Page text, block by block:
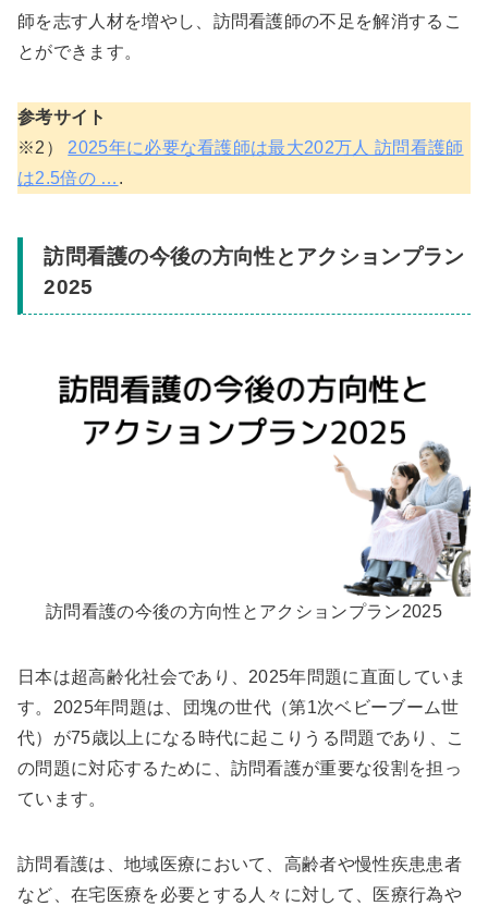
師を志す人材を増やし、訪問看護師の不足を解消するこ
とができます。
参考サイト
※2） 2025年に必要な看護師は最大202万人 訪問看護師
は2.5倍の … .
訪問看護の今後の方向性とアクションプラン
2025
訪問看護の今後の方向性とアクションプラン2025
日本は超高齢化社会であり、2025年問題に直面していま
す。2025年問題は、団塊の世代（第1次ベビーブーム世
代）が75歳以上になる時代に起こりうる問題であり、こ
の問題に対応するために、訪問看護が重要な役割を担っ
ています。
訪問看護は、地域医療において、高齢者や慢性疾患患者
など、在宅医療を必要とする人々に対して、医療行為や